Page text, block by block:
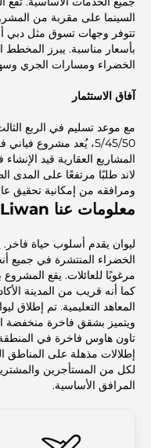
السينما على مقربة من
تتوفر وجهات تسوق مثل دبي
بأسعار مناسبة. يبرز
الخضراء ومسارات الجري
آفاق الاستثمار
5/45/50، يُعد مشروع
المشاريع العقارية قيد
لاند طلبًا مرتفعًا على المدى
ومرافقه من إمكانية تحقيق
معلومات عنا Liwan
ليوان يقدم أسلوب حياة
الخضراء المنتشرة في جميع
كما أنه قريب من المدينة
ويتميز بشقق فاخرة منخفضة
تاون هاوس فاخرة في
إطلالات مذهلة على المناطق
لكل من المستأجرين
المرافق الأساسية.